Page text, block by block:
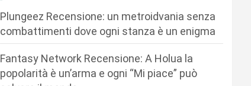
Plungeez Recensione: un metroidvania senza
combattimenti dove ogni stanza è un enigma
Fantasy Network Recensione: A Holua la
popolarità è un’arma e ogni “Mi piace” può